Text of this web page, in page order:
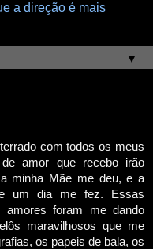
a direção é mais
▼
com todos os meus
amor que recebo irão
minha Mãe me deu, e a
um dia me fez. Essas
amores foram me dando
maravilhosos que me
os papeis de bala, os